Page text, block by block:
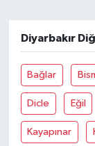
Diyarbakır
Bağlar
Dicle Eğil
Kayapınar